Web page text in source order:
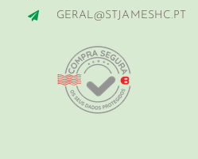
GERAL@STJAMESHC.PT